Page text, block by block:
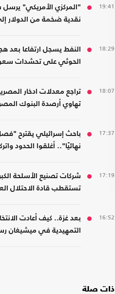
19:41
"المركزي الأمريكي"
نقدية ضخمة من الدولار
18:29
النفط يسجل ارتفاعا بعد
الحوثي على تحشدات
18:07
تراجع معدلات ادخار
تهاوي أرصدة البنوك
17:37
باحث إسرائيلي يقترح
نهائيًا".. أغلقوا الحدود
17:19
شركات تصنيع الأسلحة
تستقطب قادة الاحتلال
16:52
بعد غزة.. كيف أعادت
التمهيدية في ميشيغان
ذات صلة